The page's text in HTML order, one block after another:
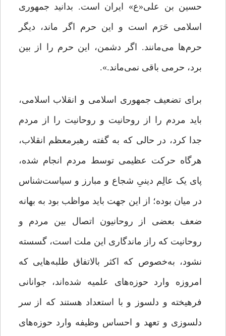
حسین‌ بن‌ علی«ع» ایران است. بدانید جمهوری
اسلامی حَرَم است و این حرم اگر ماند، دیگر
حرم‌ها می‌مانند. اگر دشمن، این حرم را از بین
برد، حرمی باقی نمی‌ماند.».
برای تضعیف جمهوری اسلامی و انقلاب اسلامی،
باید مردم را از روحانیت و روحانیت را از مردم
جدا کرد، در حالی‌ که به گفته رهبرمعظم انقلاب،
هرگاه حرکت عظیمی توسط مردم انجام شده،
پای یک عالِم دینیِ شجاع و مبارز و سیاست‌شناس
در میان بوده؛ از این جهت باید مواظب بود به بهانه
ضعف بعضی از روحانیون اتصال بین مردم و
روحانیت که راز ماندگاری این ملت است، گسسته
نشود، به‌خصوص که اکثر بالاتفاق طلبه‌هایی که
امروزه وارد حوزه‌های علمیه شده‌اند، جوانانی
فرهیخته و دلسوز و با استعداد هستند که از سر
دلسوزی و تعهد و احساس وظیفه وارد حوزه‌های